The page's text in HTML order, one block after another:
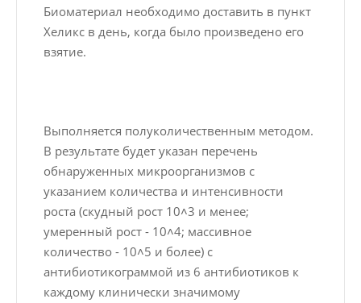
Биоматериал необходимо доставить в пункт
Хеликс в день, когда было произведено его
взятие.
Выполняется полуколичественным методом.
В результате будет указан перечень
обнаруженных микроорганизмов с
указанием количества и интенсивности
роста (скудный рост 10˄3 и менее;
умеренный рост - 10˄4; массивное
количество - 10˄5 и более) с
антибиотикограммой из 6 антибиотиков к
каждому клинически значимому